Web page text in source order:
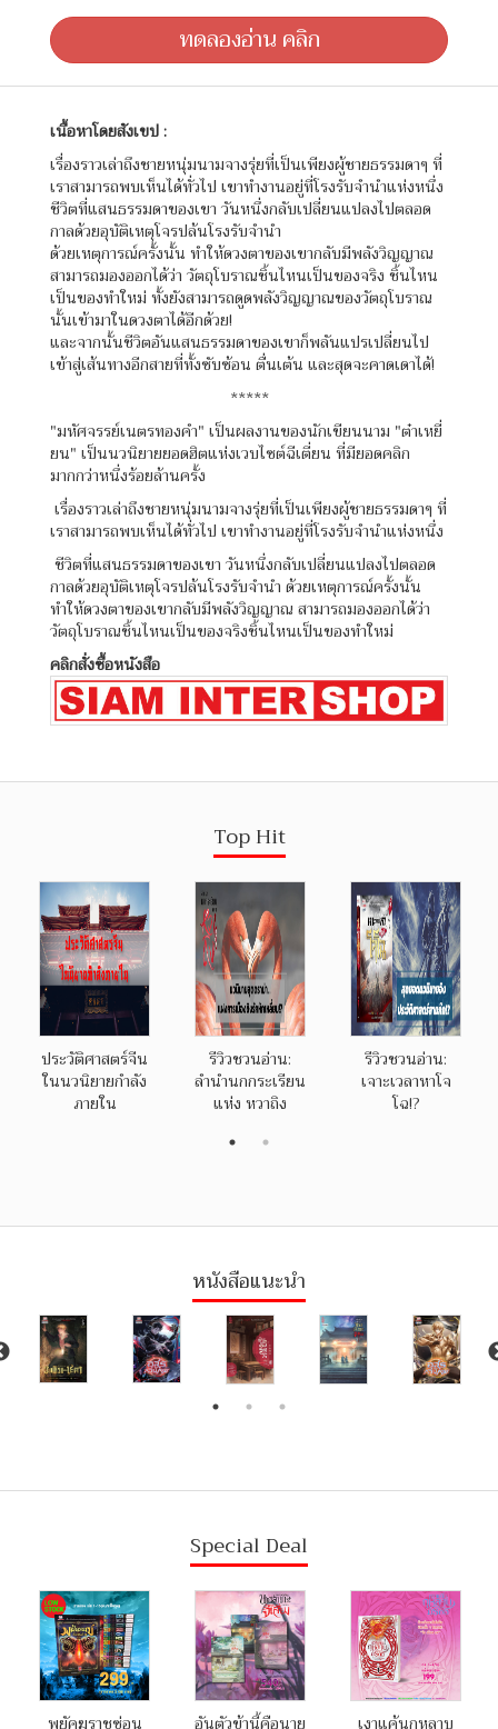
ทดลองอ่าน คลิก
เนื้อหาโดยสังเขป :
เรื่องราวเล่าถึงชายหนุ่มนามจางรุ่ยที่เป็นเพียงผู้ชายธรรมดาๆ ที่
เราสามารถพบเห็นได้ทั่วไป เขาทำงานอยู่ที่โรงรับจำนำแห่งหนึ่ง
ชีวิตที่แสนธรรมดาของเขา วันหนึ่งกลับเปลี่ยนแปลงไปตลอด
กาลด้วยอุบัติเหตุโจรปล้นโรงรับจำนำ
ด้วยเหตุการณ์ครั้งนั้น ทำให้ดวงตาของเขากลับมีพลังวิญญาณ
สามารถมองออกได้ว่า วัตถุโบราณชิ้นไหนเป็นของจริง ชิ้นไหน
เป็นของทำใหม่ ทั้งยังสามารถดูดพลังวิญญาณของวัตถุโบราณ
นั้นเข้ามาในดวงตาได้อีกด้วย!
และจากนั้นชีวิตอันแสนธรรมดาของเขาก็พลันแปรเปลี่ยนไป
เข้าสู่เส้นทางอีกสายที่ทั้งซับซ้อน ตื่นเต้น และสุดจะคาดเดาได้!
*****
"มหัศจรรย์เนตรทองคำ" เป็นผลงานของนักเขียนนาม "ต๋าเหยี่
ยน" เป็นนวนิยายยอดฮิตแห่งเวบไซต์ฉีเตี่ยน ที่มียอดคลิก
มากกว่าหนึ่งร้อยล้านครั้ง
เรื่องราวเล่าถึงชายหนุ่มนามจางรุ่ยที่เป็นเพียงผู้ชายธรรมดาๆ ที่
เราสามารถพบเห็นได้ทั่วไป เขาทำงานอยู่ที่โรงรับจำนำแห่งหนึ่ง
ชีวิตที่แสนธรรมดาของเขา วันหนึ่งกลับเปลี่ยนแปลงไปตลอด
กาลด้วยอุบัติเหตุโจรปล้นโรงรับจำนำ ด้วยเหตุการณ์ครั้งนั้น
ทำให้ดวงตาของเขากลับมีพลังวิญญาณ สามารถมองออกได้ว่า
วัตถุโบราณชิ้นไหนเป็นของจริงชิ้นไหนเป็นของทำใหม่
คลิกสั่งซื้อหนังสือ
Top Hit
ประวัติศาสตร์จีน
ในนวนิยายกำลัง
ภายใน
รีวิวชวนอ่าน:
ลำนำนกกระเรียน
แห่ง หวาถิง
รีวิวชวนอ่าน:
เจาะเวลาหาโจ
โฉ!?
หนังสือแนะนำ
Special Deal
พยัคฆราชซ่อน อันตัวข้านี้คือนาย เงาแค้นกุหลาบ